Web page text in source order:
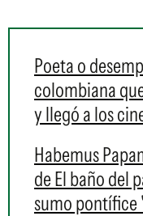
Poeta o
colombiana
y llegó a los
Habemus
de El baño del
sumo